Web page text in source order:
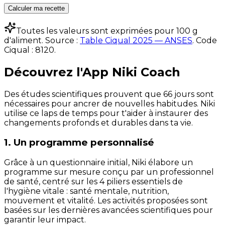
Calculer ma recette
Toutes les valeurs sont exprimées pour 100 g
d'aliment. Source : Table Ciqual 2025 — ANSES. Code
Ciqual : 8120.
Découvrez l'App Niki Coach
Des études scientifiques prouvent que 66 jours sont
nécessaires pour ancrer de nouvelles habitudes. Niki
utilise ce laps de temps pour t'aider à instaurer des
changements profonds et durables dans ta vie.
1. Un programme personnalisé
Grâce à un questionnaire initial, Niki élabore un
programme sur mesure conçu par un professionnel
de santé, centré sur les 4 piliers essentiels de
l'hygiène vitale : santé mentale, nutrition,
mouvement et vitalité. Les activités proposées sont
basées sur les dernières avancées scientifiques pour
garantir leur impact.